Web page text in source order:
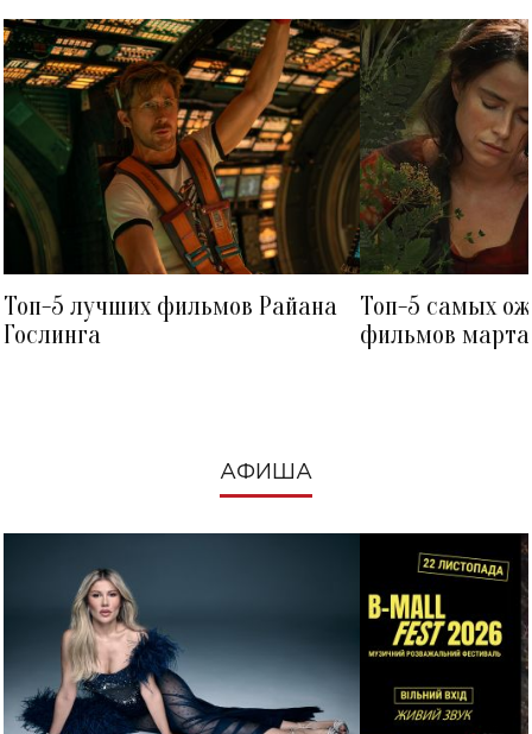
Топ-5 лучших фильмов Райана
Гослинга
Топ-5 самых
фильмов
АФИША